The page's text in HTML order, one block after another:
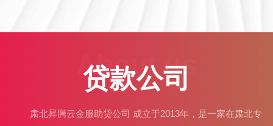
About us
贷款公司
肃北昇腾云金服助贷公司 成立于2013年，是一家在肃北专